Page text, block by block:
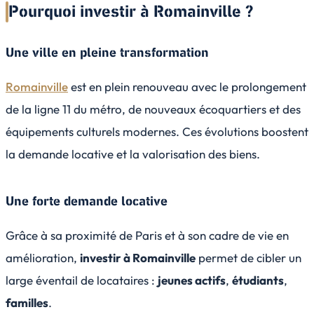
Pourquoi investir à Romainville ?
Une ville en pleine transformation
Romainvilleest en plein renouveau avec le prolongement
de la ligne 11 du métro, de nouveaux écoquartiers et des
équipements culturels modernes. Ces évolutions boostent
la demande locative et la valorisation des biens.
Une forte demande locative
Grâce à sa proximité de Paris et à son cadre de vie en
amélioration, investir à Romainville permet de cibler un
large éventail de locataires : jeunes actifs, étudiants,
familles.